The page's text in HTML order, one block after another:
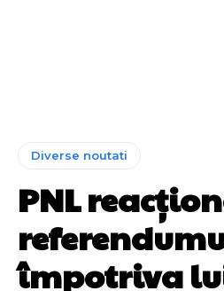
Diverse noutati
PNL
împotriva